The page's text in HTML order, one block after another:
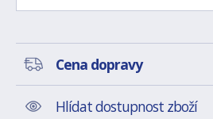
Cena dopravy
Hlídat dostupnost zboží